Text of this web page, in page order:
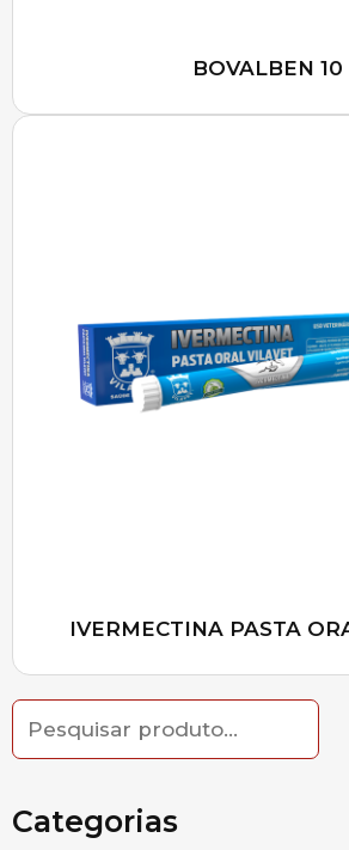
Search
for:
Categorias
BOVALBEN 10
IVERMECTINA PASTA